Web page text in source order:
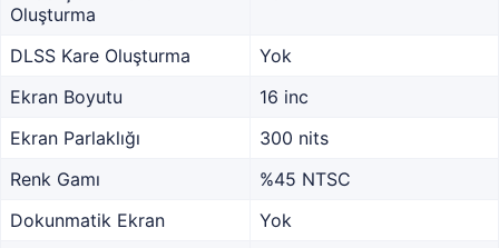
Oluşturma
DLSS Kare Oluşturma
Yok
Ekran Boyutu
16 inc
Ekran Parlaklığı
300 nits
Renk Gamı
%45 NTSC
Dokunmatik Ekran
Yok